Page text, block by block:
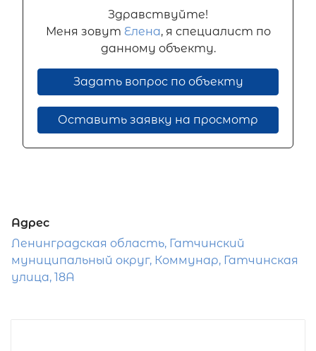
Здравствуйте!
Меня зовут Елена, я специалист по
данному объекту.
Задать вопрос по объекту
Оставить заявку на просмотр
Адрес
Ленинградская область, Гатчинский
муниципальный округ, Коммунар, Гатчинская
улица, 18А